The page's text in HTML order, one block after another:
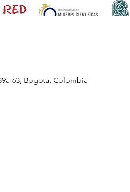
63, Bogota, Colombia